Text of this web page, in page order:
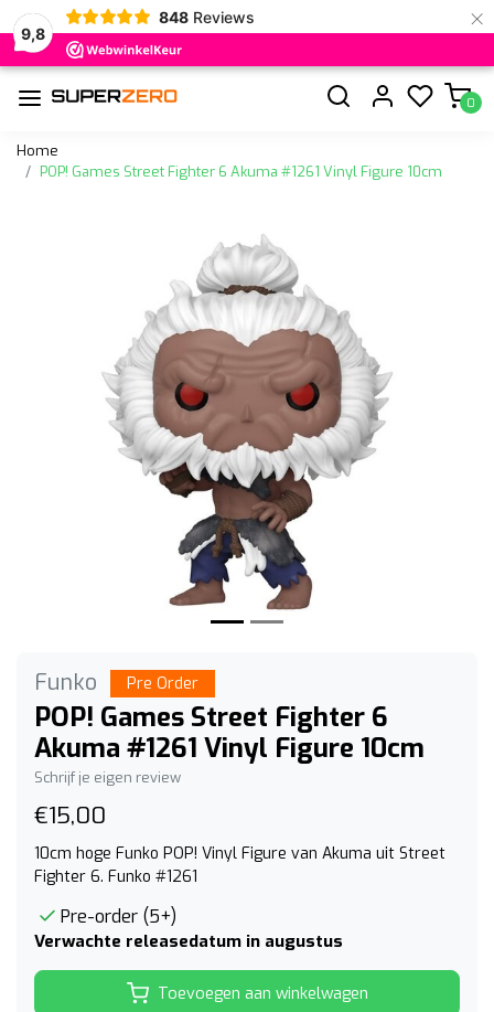
9,8
848 Reviews ×
0
Home
POP! Games Street Fighter 6 Akuma #1261 Vinyl Figure 10cm
Funko Pre Order
POP! Games Street Fighter 6
Akuma #1261 Vinyl Figure 10cm
Schrijf je eigen review
€15,00
10cm hoge Funko POP! Vinyl Figure van Akuma uit Street
Fighter 6. Funko #1261
Pre-order (5+)
Verwachte releasedatum in augustus
Toevoegen aan winkelwagen